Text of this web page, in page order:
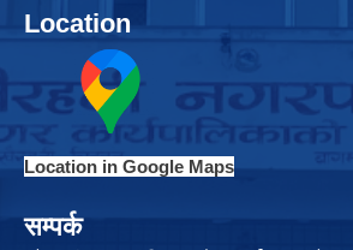
Location
Location in Google Maps
सम्पर्क